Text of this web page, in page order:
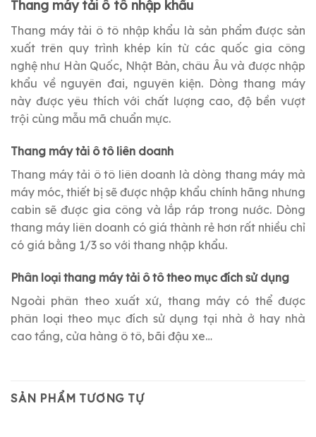
Thang máy tải ô tô nhập khẩu
Thang máy tải ô tô nhập khẩu là sản phẩm được sản
xuất trên quy trình khép kín từ các quốc gia công
nghệ như Hàn Quốc, Nhật Bản, châu Âu và được nhập
khẩu về nguyên đai, nguyên kiện. Dòng thang máy
này được yêu thích với chất lượng cao, độ bền vượt
trội cùng mẫu mã chuẩn mực.
Thang máy tải ô tô liên doanh
Thang máy tải ô tô liên doanh là dòng thang máy mà
máy móc, thiết bị sẽ được nhập khẩu chính hãng nhưng
cabin sẽ được gia công và lắp ráp trong nước. Dòng
thang máy liên doanh có giá thành rẻ hơn rất nhiều chỉ
có giá bằng 1/3 so với thang nhập khẩu.
Phân loại thang máy tải ô tô theo mục đích sử dụng
Ngoài phân theo xuất xứ, thang máy có thể được
phân loại theo mục đích sử dụng tại nhà ở hay nhà
cao tầng, cửa hàng ô tô, bãi đậu xe…
SẢN PHẨM TƯƠNG TỰ